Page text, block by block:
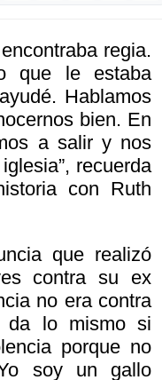
regia.
que le estaba
Hablamos
bien. En
a salir y nos
recuerda
con Ruth
que realizó
contra su ex
no era contra
da lo mismo si
porque no
soy un gallo